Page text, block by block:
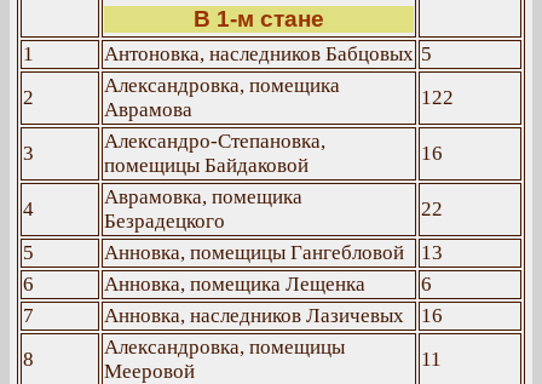
В 1-м стане
1 Антоновка, наследников Бабцовых 5
2
Александровка, помещика
Аврамова
122
3
Александро-Степановка,
помещицы Байдаковой
16
4
Аврамовка, помещика
Безрадецкого
22
5
Анновка, помещицы Гангебловой
13
6
Анновка, помещика Лещенка
6
7
Анновка, наследников Лазичевых
16
8
Александровка, помещицы
Мееровой
11